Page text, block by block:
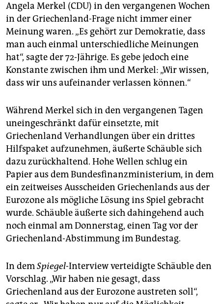
Angela Merkel (CDU) in den vergangenen Wochen
in der Griechenland-Frage nicht immer einer
Meinung waren. „Es gehört zur Demokratie, dass
man auch einmal unterschiedliche Meinungen
hat“, sagte der 72-Jährige. Es gebe jedoch eine
Konstante zwischen ihm und Merkel: „Wir wissen,
dass wir uns aufeinander verlassen können.“
Während Merkel sich in den vergangenen Tagen
uneingeschränkt dafür einsetzte, mit
Griechenland Verhandlungen über ein drittes
Hilfspaket aufzunehmen, äußerte Schäuble sich
dazu zurückhaltend. Hohe Wellen schlug ein
Papier aus dem Bundesfinanzministerium, in dem
ein zeitweises Ausscheiden Griechenlands aus der
Eurozone als mögliche Lösung ins Spiel gebracht
wurde. Schäuble äußerte sich dahingehend auch
noch einmal am Donnerstag, einen Tag vor der
Griechenland-Abstimmung im Bundestag.
In demSpiegel-Interview verteidigte Schäuble den
Vorschlag. „Wir haben nie gesagt, dass
Griechenland aus der Eurozone austreten soll“,